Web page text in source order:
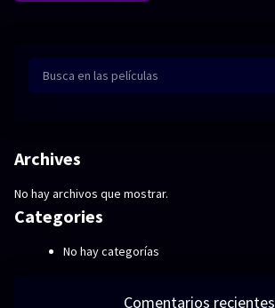
Archives
No hay archivos que mostrar.
Categories
No hay categorías
Comentarios recientes